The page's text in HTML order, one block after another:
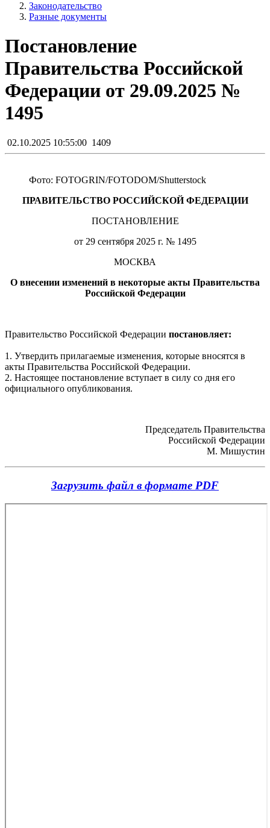
Законодательство
Разные документы
Постановление
Правительства Российской
Федерации от 29.09.2025 №
1495
02.10.2025 10:55:00 1409
Фото: FOTOGRIN/FOTODOM/Shutterstoсk
ПРАВИТЕЛЬСТВО РОССИЙСКОЙ ФЕДЕРАЦИИ
ПОСТАНОВЛЕНИЕ
от 29 сентября 2025 г. № 1495
МОСКВА
О внесении изменений в некоторые акты Правительства
Российской Федерации
Правительство Российской Федерации постановляет:
1. Утвердить прилагаемые изменения, которые вносятся в
акты Правительства Российской Федерации.
2. Настоящее постановление вступает в силу со дня его
официального опубликования.
Председатель Правительства
Российской Федерации
М. Мишустин
Загрузить файл в формате PDF